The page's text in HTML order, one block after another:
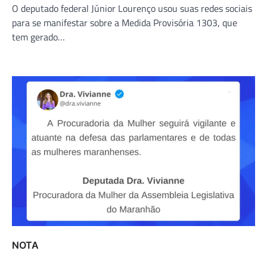
O deputado federal Júnior Lourenço usou suas redes sociais
para se manifestar sobre a Medida Provisória 1303, que
tem gerado…
NOTA